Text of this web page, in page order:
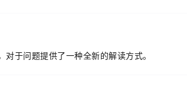
对于问题提供了一种全新的解读方式。